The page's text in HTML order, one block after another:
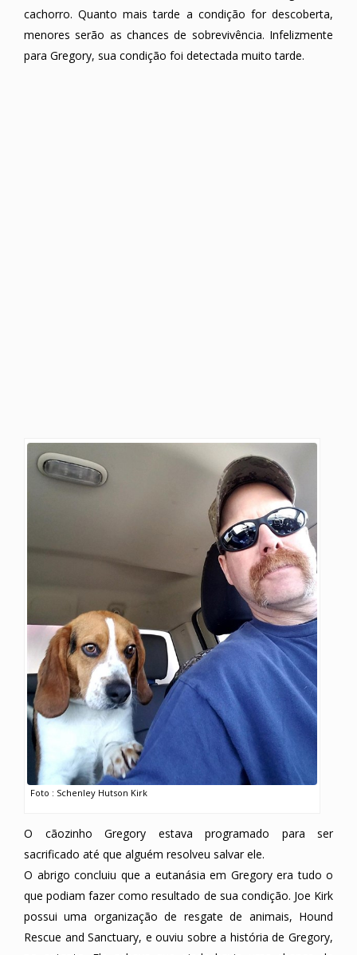
cachorro. Quanto mais tarde a condição for descoberta,
menores serão as chances de sobrevivência. Infelizmente
para Gregory, sua condição foi detectada muito tarde.
Foto : Schenley Hutson Kirk
O cãozinho Gregory estava programado para ser
sacrificado até que alguém resolveu salvar ele.
O abrigo concluiu que a eutanásia em Gregory era tudo o
que podiam fazer como resultado de sua condição. Joe Kirk
possui uma organização de resgate de animais, Hound
Rescue and Sanctuary, e ouviu sobre a história de Gregory,